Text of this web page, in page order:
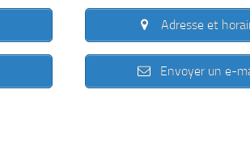
Adresse et
Envoyer un e-